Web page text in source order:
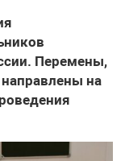
Перемены,
на